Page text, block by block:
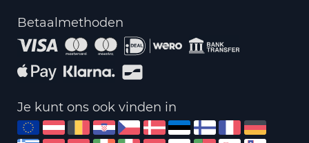
Betaalmethoden
Je kunt ons ook vinden in